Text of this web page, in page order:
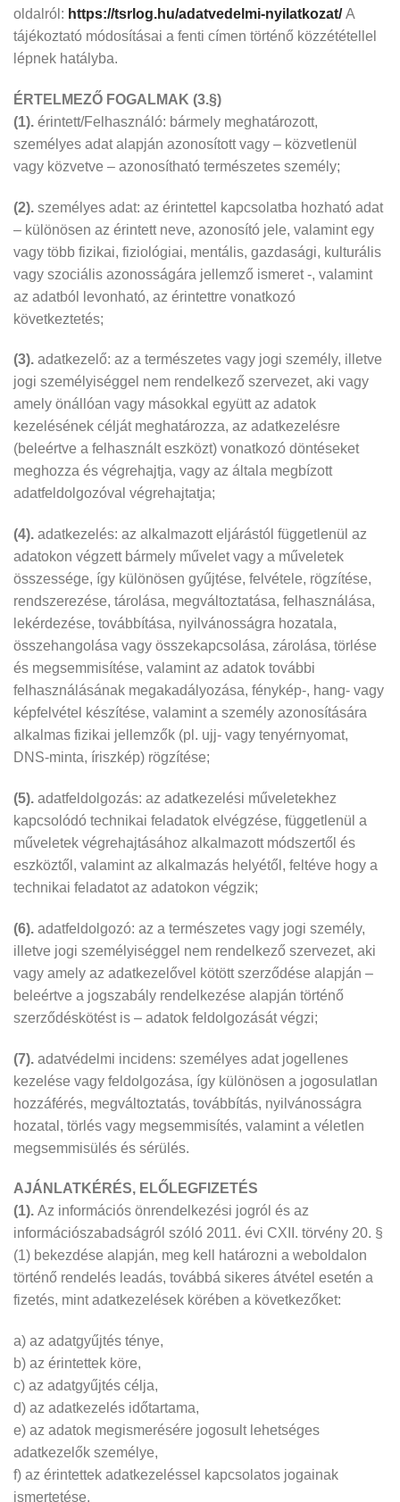
oldalról: https://tsrlog.hu/adatvedelmi-nyilatkozat/ A
tájékoztató módosításai a fenti címen történő közzététellel
lépnek hatályba.
ÉRTELMEZŐ FOGALMAK (3.§)
(1). érintett/Felhasználó: bármely meghatározott,
személyes adat alapján azonosított vagy – közvetlenül
vagy közvetve – azonosítható természetes személy;
(2). személyes adat: az érintettel kapcsolatba hozható adat
– különösen az érintett neve, azonosító jele, valamint egy
vagy több fizikai, fiziológiai, mentális, gazdasági, kulturális
vagy szociális azonosságára jellemző ismeret -, valamint
az adatból levonható, az érintettre vonatkozó
következtetés;
(3). adatkezelő: az a természetes vagy jogi személy, illetve
jogi személyiséggel nem rendelkező szervezet, aki vagy
amely önállóan vagy másokkal együtt az adatok
kezelésének célját meghatározza, az adatkezelésre
(beleértve a felhasznált eszközt) vonatkozó döntéseket
meghozza és végrehajtja, vagy az általa megbízott
adatfeldolgozóval végrehajtatja;
(4). adatkezelés: az alkalmazott eljárástól függetlenül az
adatokon végzett bármely művelet vagy a műveletek
összessége, így különösen gyűjtése, felvétele, rögzítése,
rendszerezése, tárolása, megváltoztatása, felhasználása,
lekérdezése, továbbítása, nyilvánosságra hozatala,
összehangolása vagy összekapcsolása, zárolása, törlése
és megsemmisítése, valamint az adatok további
felhasználásának megakadályozása, fénykép-, hang- vagy
képfelvétel készítése, valamint a személy azonosítására
alkalmas fizikai jellemzők (pl. ujj- vagy tenyérnyomat,
DNS-minta, íriszkép) rögzítése;
(5). adatfeldolgozás: az adatkezelési műveletekhez
kapcsolódó technikai feladatok elvégzése, függetlenül a
műveletek végrehajtásához alkalmazott módszertől és
eszköztől, valamint az alkalmazás helyétől, feltéve hogy a
technikai feladatot az adatokon végzik;
(6). adatfeldolgozó: az a természetes vagy jogi személy,
illetve jogi személyiséggel nem rendelkező szervezet, aki
vagy amely az adatkezelővel kötött szerződése alapján –
beleértve a jogszabály rendelkezése alapján történő
szerződéskötést is – adatok feldolgozását végzi;
(7). adatvédelmi incidens: személyes adat jogellenes
kezelése vagy feldolgozása, így különösen a jogosulatlan
hozzáférés, megváltoztatás, továbbítás, nyilvánosságra
hozatal, törlés vagy megsemmisítés, valamint a véletlen
megsemmisülés és sérülés.
AJÁNLATKÉRÉS, ELŐLEGFIZETÉS
(1). Az információs önrendelkezési jogról és az
információszabadságról szóló 2011. évi CXII. törvény 20. §
(1) bekezdése alapján, meg kell határozni a weboldalon
történő rendelés leadás, továbbá sikeres átvétel esetén a
fizetés, mint adatkezelések körében a következőket:
a) az adatgyűjtés ténye,
b) az érintettek köre,
c) az adatgyűjtés célja,
d) az adatkezelés időtartama,
e) az adatok megismerésére jogosult lehetséges
adatkezelők személye,
f) az érintettek adatkezeléssel kapcsolatos jogainak
ismertetése.